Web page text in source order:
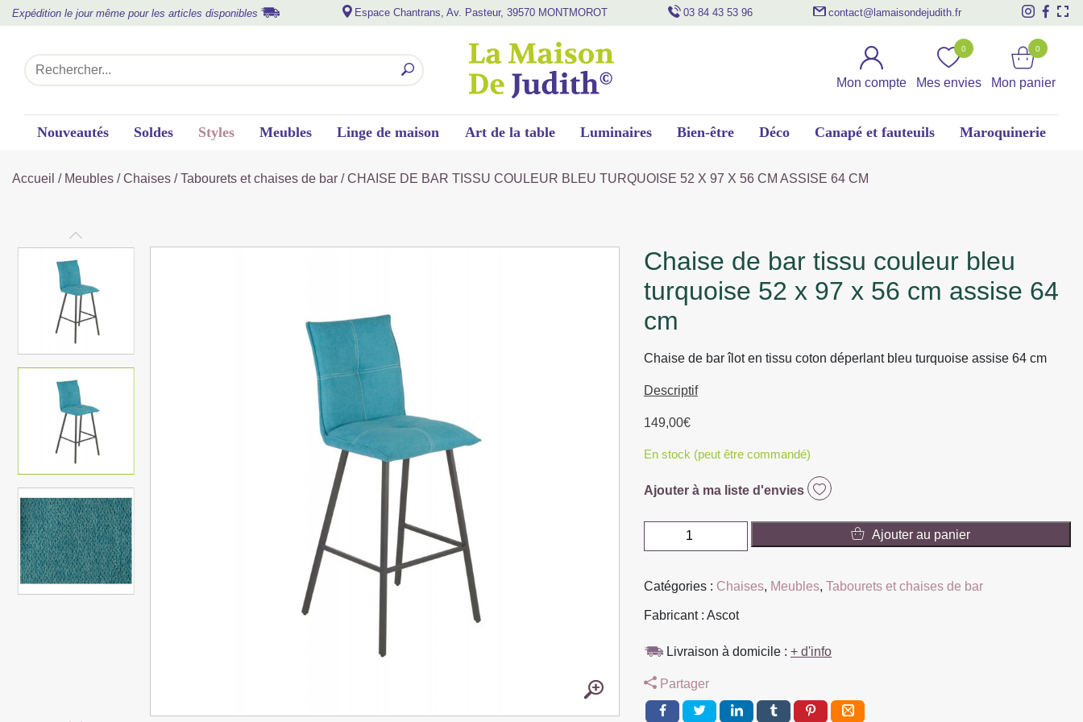
Expédition le jour même pour les articles disponibles Espace Chantrans, Av. Pasteur, 39570 MONTMOROT 03 84 43 53 96 contact@lamaisondejudith.fr
Mon compte Mes envies
0
Mon panier
0
Nouveautés Soldes Styles Meubles Linge de maison Art de la table Luminaires Bien-être Déco Canapé et fauteuils Maroquinerie
Accueil / Meubles /Chaises /Tabourets et chaises de bar / CHAISE DE BAR TISSU COULEUR BLEU TURQUOISE 52 X 97 X 56 CM ASSISE 64 CM
chaise de bar tissu couleur bleu
turquoise 52 x 97 x 56 cm assise 64
cm
Chaise de bar îlot en tissu coton déperlant bleu turquoise assise 64 cm
Descriptif
149,00€
En stock (peut être commandé)
Ajouter à ma liste d'envies
quantité
de
DE
BAR
COULEUR
TURQUOISE
52
Ajouter au panier
Catégories : Chaises, Meubles, Tabourets et chaises de bar
Fabricant : Ascot
Livraison à domicile : + d'info
Partager